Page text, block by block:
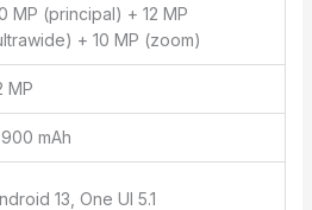
MP (principal) + 12 MP
+ 10 MP (zoom)
MP
mAh
13, One UI 5.1